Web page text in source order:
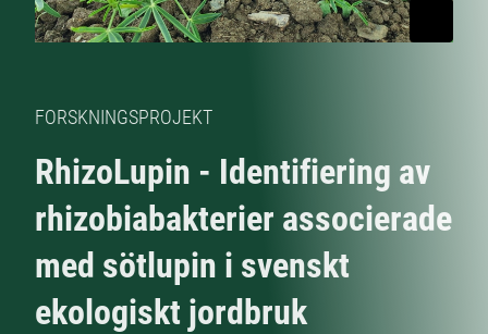
FORSKNINGSPROJEKT
RhizoLupin - Identifiering av
rhizobiabakterier associerade
med sötlupin i svenskt
ekologiskt jordbruk